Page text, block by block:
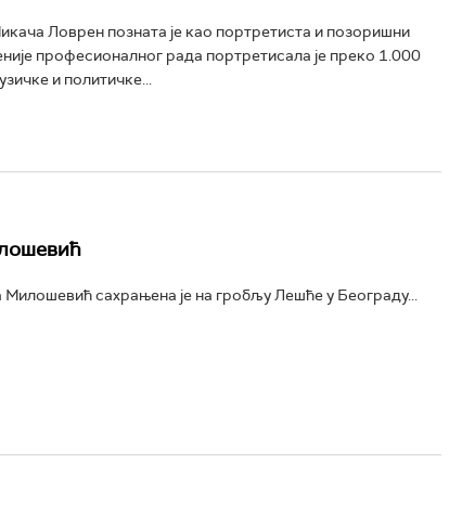
Ловрен позната је као портретиста и позоришни
професионалног рада портретисала је преко 1.000
и политичке...
сахрањена је на гробљу Лешће у Београду...